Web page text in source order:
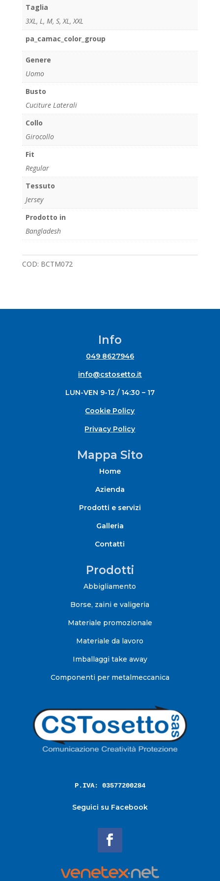
Taglia
3XL , L , M, S, XL , XXL
pa_camac_color_group
Genere
Uomo
Busto
Cuciture Laterali
Collo
Girocollo
Fit
Regular
Tessuto
Jersey
Prodotto in
Bangladesh
COD: BCTM072
Info
049 8627946
info@cstosetto.it
LUN-VEN 9-12 / 14:30 – 17
Cookie Policy
Privacy Policy
Mappa Sito
Home
Azienda
Prodotti e servizi
Galleria
Contatti
Prodotti
Abbigliamento
Borse, zaini e valigeria
Materiale promozionale
Materiale da lavoro
Imballaggi take away
Componenti per metalmeccanica
P.IVA: 03577200284
Seguici su Facebook